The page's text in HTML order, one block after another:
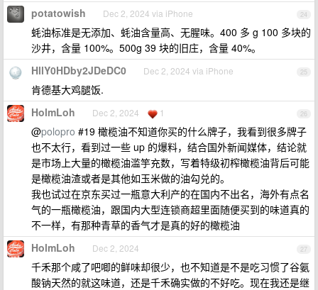
24
potatowish Dec 2, 2024 via iPhone
蚝油标准是无添加、蚝油含量高、无腥味。400 多 g 100 多块的
沙井，含量 100%。500g 39 块的旧庄，含量 40%。
25
HllY0HDby2JDeDC0 Dec 2, 2024 via iPhone
肯德基大鸡腿饭.
26
HolmLoh Dec 2, 2024 1
@polopro #19 橄榄油不知道你买的什么牌子，我看到很多牌子
也不太行，看到过一些 up 的爆料，结合国外新闻媒体，结论就
是市场上大量的橄榄油滥竽充数，写着特级初榨橄榄油背后可能
是橄榄油渣或者是其他如玉米做的油勾兑的。
我也试过在京东买过一瓶意大利产的在国内不出名，海外有点名
气的一瓶橄榄油，跟国内大型连锁商超里面随便买到的味道真的
不一样，有那种青草的香气才是真的好的橄榄油
27
HolmLoh Dec 2, 2024
千禾那个咸了吧唧的鲜味却很少，也不知道是不是吃习惯了谷氨
酸钠天然的就这味道，还是千禾确实做的不好吃。现在我还是继